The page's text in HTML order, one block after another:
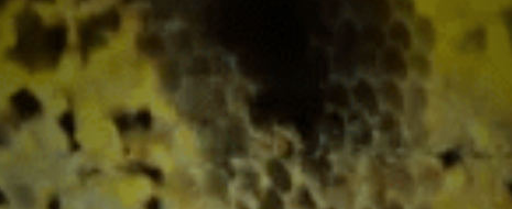
Atualmente os tucunarés (gênero
orinocensis e C. intermedia (Rio
Amazonas); C. cataractae (Rio
C. jariina (Rio Jari); C. kelberi (Rio
Capim); C. melaniae (Rio Xingu);
nigromaculata (Alto Rio Orinoco
Amazonas); C. pleiozona (Rio
Cachoeira Porteira) e C. vazzoleri (Rio